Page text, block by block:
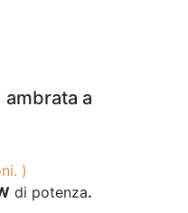
a
)
di potenza.